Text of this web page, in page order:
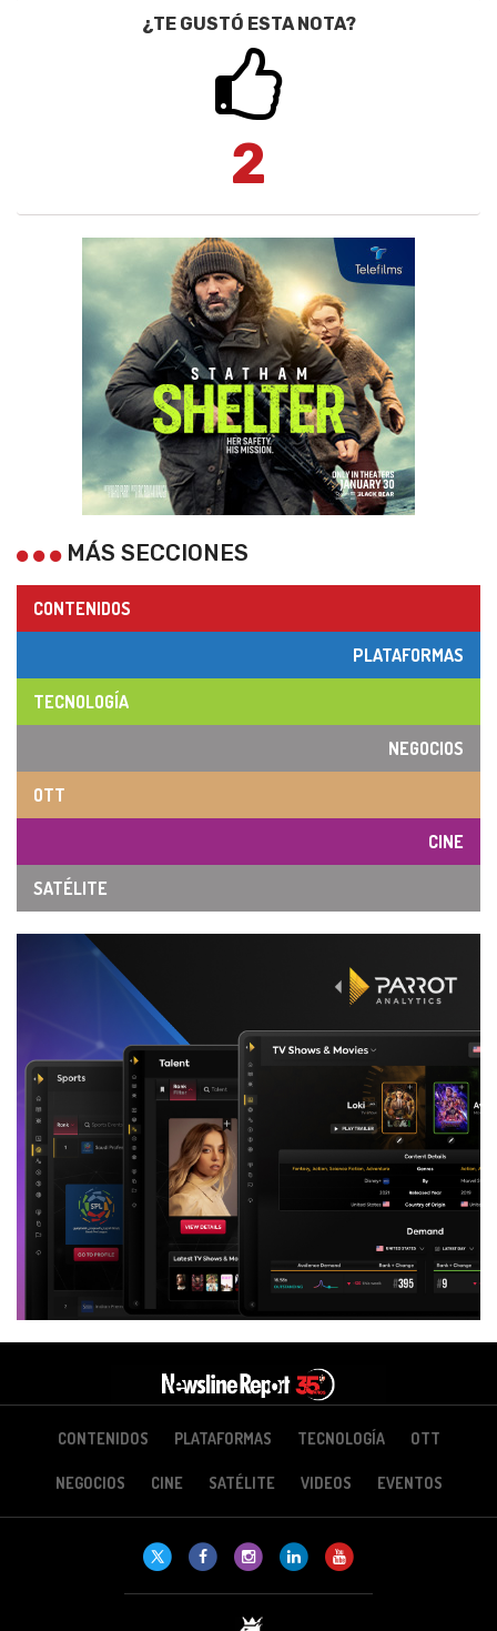
¿TE GUSTÓ ESTA NOTA?
2
MÁS SECCIONES
CONTENIDOS
PLATAFORMAS
TECNOLOGÍA
NEGOCIOS
OTT
CINE
SATÉLITE
CONTENIDOS PLATAFORMAS TECNOLOGÍA OTT
NEGOCIOS CINE SATÉLITE VIDEOS EVENTOS